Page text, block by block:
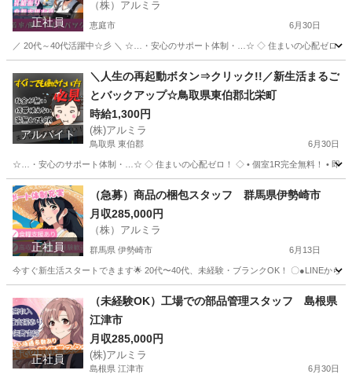
正社員
（株）アルミラ
恵庭市 6月30日
／ 20代～40代活躍中☆彡 ＼ ☆…・安心のサポート体制・…☆ ◇ 住まいの心配ゼロ！
工場 未経験
アルバイト
＼人生の再起動ボタン⇒クリック!!／新生活まるご
とバックアップ☆鳥取県東伯郡北栄町
時給1,300円
(株)アルミラ
鳥取県 東伯郡 6月30日
☆…・安心のサポート体制・…☆ ◇ 住まいの心配ゼロ！ ◇ • 個室1R完全無料！ • 即日
鳥取 東伯郡 工場 完全無料
正社員
（急募）商品の梱包スタッフ 群馬県伊勢崎市
月収285,000円
（株）アルミラ
群馬県 伊勢崎市 6月13日
今すぐ新生活スタートできます🌟 20代〜40代、未経験・ブランクOK！ 〇●LINEから
工場 未経験
正社員
（未経験OK）工場での部品管理スタッフ 島根県
江津市
月収285,000円
(株)アルミラ
島根県 江津市 6月30日